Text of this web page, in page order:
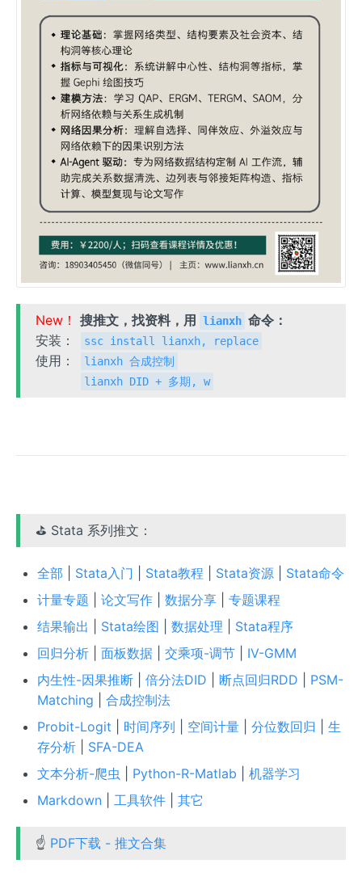
New！ 搜推文，找资料，用 lianxh 命令：
安装：
ssc install lianxh, replace
使用：
lianxh 合成控制
lianxh DID + 多期, w
⛳ Stata 系列推文：
全部 Stata入门 Stata教程 Stata资源| Stata命令
计量专题
论文写作| 数据分享| 专题课程
结果输出
Stata绘图 数据处理
Stata程序
回归分析| 面板数据| 交乘项-调节| IV-GMM
内生性-因果推断| 倍分法DID 断点回归RDD
PSM-
Matching
合成控制法
Probit-Logit
时间序列 空间计量| 分位数回归
生
存分析| SFA-DEA
文本分析-爬虫
Python-R-Matlab
机器学习
Markdown| 工具软件| 其它
☝ PDF下载 - 推文合集